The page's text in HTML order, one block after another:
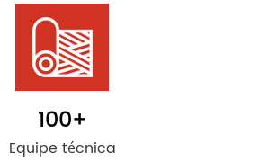
100+
Equipe técnica